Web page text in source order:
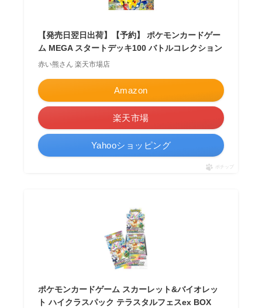
【発売日翌日出荷】【予約】 ポケモンカードゲー
ム MEGA スタートデッキ100 バトルコレクション
赤い熊さん 楽天市場店
Amazon
楽天市場
Yahooショッピング
ポチップ
ポケモンカードゲーム スカーレット&バイオレッ
ト ハイクラスパック テラスタルフェスex BOX